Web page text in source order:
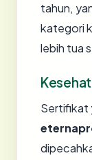
tahun,
kategori
lebih tua
Sertifikat